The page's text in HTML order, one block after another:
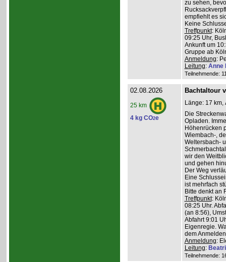
zu sehen,
empfiehlt es
Keine
Treffpunkt:
09:25 Uhr,
Ankunft um
Gruppe ab
Anmeldung:
Leitung: Anne
Teilnehmende:
02.08.2026
25 km
4 kg CO2e
Bachtaltour
Länge: 17 km,
Die
Opladen.
Höhenrücken
Wiembach-,
Weltersbach-
wir den
und gehen
Der Weg
Eine
ist mehrfach
Bitte denkt an
Treffpunkt:
08:25 Uhr.
(an 8:56),
Abfahrt 9:01
Eigenregie.
dem Anmelden
Anmeldung:
Leitung:
Teilnehmende: